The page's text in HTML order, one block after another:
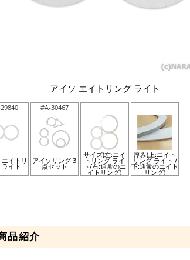
アイソ エイトリング ライト
イトリ
ライト
#A-30467
アイソリング 3
点セット
サイズ(左:エイ
トリング ライ
ト/右:通常のエ
イトリング)
厚み(上:エイト
リング ライト /
下:通常のエイト
リング)
品紹介